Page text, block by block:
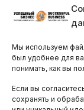
Мы используем
был удобнее для
понимать, как вы
Если вы
сохранять и
Бизнес-клубы и
Остальные
ARTICLES